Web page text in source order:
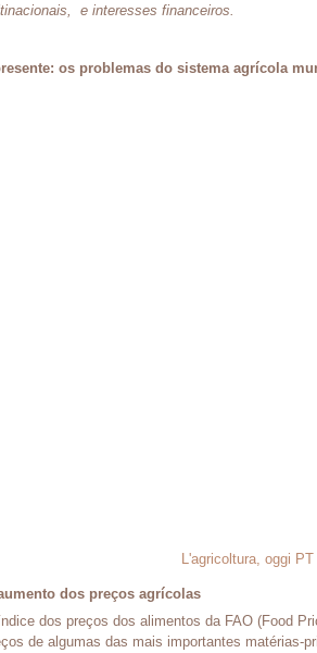
e interesses financeiros.
os problemas do sistema agrícola
L'agricoltura, oggi PT
dos preços agrícolas
dos preços dos alimentos da FAO (Food
de algumas das mais importantes matérias-